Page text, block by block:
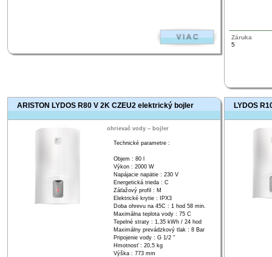
Záruka
5
ARISTON LYDOS R80 V 2K CZEU2 elektrický bojler
ohrievač vody – bojler
Technické parametre :
Objem : 80 l
Výkon : 2000 W
Napájacie napätie : 230 V
Energetická trieda : C
Záťažový profil : M
Elektrické krytie : IPX3
Doba ohrevu na 45C : 1 hod 58 min.
Maximálna teplota vody : 75 C
Tepelné straty : 1,35 kWh / 24 hod
Maximálny prevádzkový tlak : 8 Bar
Pripojenie vody : G 1/2 "
Hmotnosť : 20,5 kg
Výška : 773 mm
LYDOS